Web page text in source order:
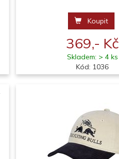
Koupit
369,- Kč
Skladem: > 4 ks
Kód: 1036